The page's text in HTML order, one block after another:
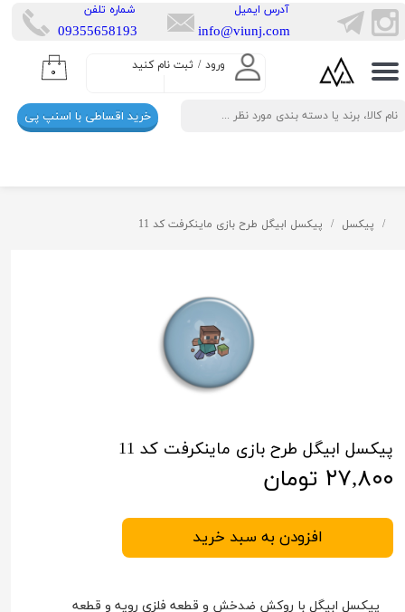
ورود / ثبت نام کنید
حساب کاربری من
تغییر گذر واژه
سفارشات
۰
​شماره تلفن
​​09355658193
​آدرس ایمیل
info@viunj.com
خرید اقساطی با اسنپ پی
پیکسل پیکسل ابیگل طرح بازی ماینکرفت کد 11
پیکسل ابیگل طرح بازی ماینکرفت کد 11
۲۷,۸۰۰ تومان
افزودن به سبد خرید
پیکسل ابیگل با روکش ضدخش و قطعه فلزی رویه و قطعه